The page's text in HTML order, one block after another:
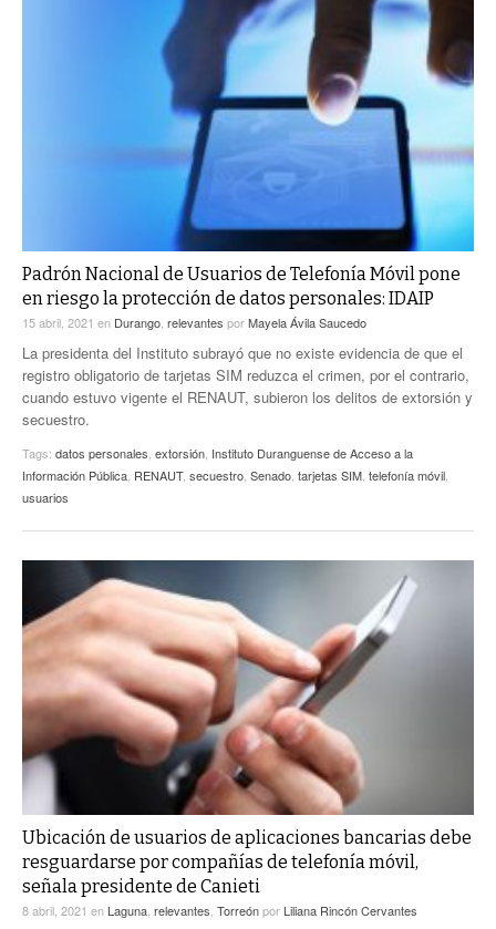
Padrón Nacional de Usuarios de Telefonía Móvil pone
en riesgo la protección de datos personales: IDAIP
15 abril, 2021 en Durango relevantes porMayela Ávila Saucedo
La presidenta del Instituto subrayó que no existe evidencia de que el
registro obligatorio de tarjetas SIM reduzca el crimen, por el contrario,
cuando estuvo vigente el RENAUT, subieron los delitos de extorsión y
secuestro.
Tags: datos personales extorsión Instituto Duranguense de Acceso a la
Información Pública RENAUT, secuestro Senado tarjetas SIM telefonía móvil
usuarios
Ubicación de usuarios de aplicaciones bancarias debe
resguardarse por compañías de telefonía móvil,
señala presidente de Canieti
8 abril, 2021 en Laguna, relevantes, Torreónpor Liliana Rincón Cervantes